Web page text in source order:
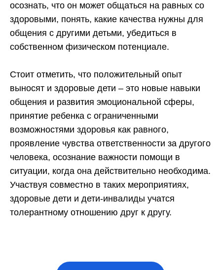
осознать, что он может общаться на равных со
здоровыми, понять, какие качества нужны для
общения с другими детьми, убедиться в
собственном физическом потенциале.
Стоит отметить, что положительный опыт
выносят и здоровые дети – это новые навыки
общения и развития эмоциональной сферы,
принятие ребенка с ограниченными
возможностями здоровья как равного,
проявление чувства ответственности за другого
человека, осознание важности помощи в
ситуации, когда она действительно необходима.
Участвуя совместно в таких мероприятиях,
здоровые дети и дети-инвалиды учатся
толерантному отношению друг к другу.